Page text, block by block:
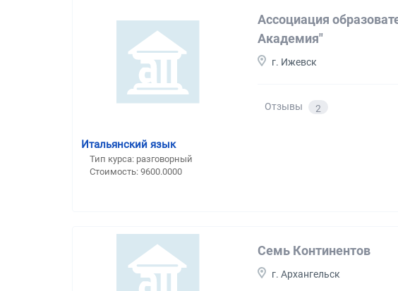
Ассоциация
Академия"
г. Ижевск
Отзывы 2
Итальянский язык
Тип курса: разговорный
Стоимость: 9600.0000
Семь Континентов
г. Архангельск